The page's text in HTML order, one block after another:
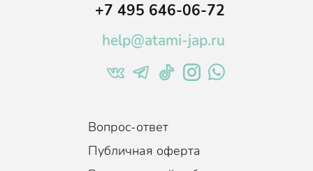
Без
+7 495 646-06-72
help@atami-jap.ru
Вопрос-ответ
Публичная оферта